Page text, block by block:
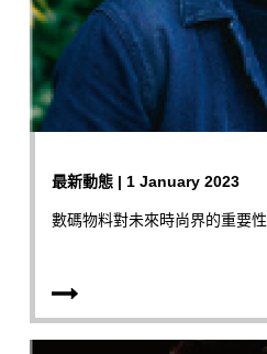
最新動態 | 1 January 2023
數碼物料對未來時尚界的重要性